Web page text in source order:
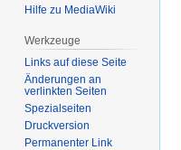
Hilfe zu MediaWiki
Werkzeuge
Links auf diese Seite
Änderungen an
verlinkten Seiten
Spezialseiten
Druckversion
Permanenter Link